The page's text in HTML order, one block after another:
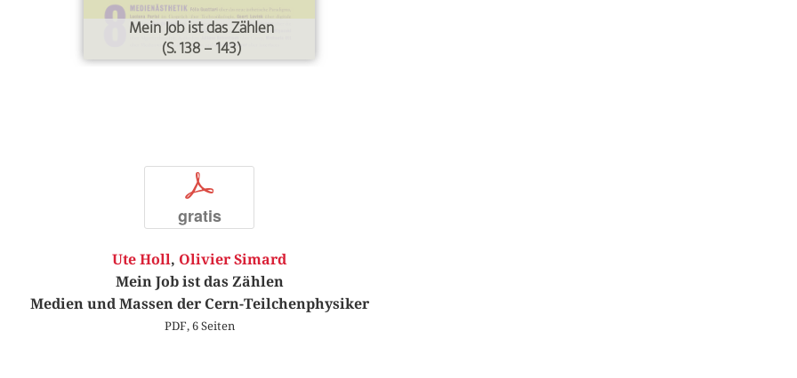
Mein Job ist das Zählen
(S. 138 – 143)
p
gratis
Ute Holl, Olivier Simard
Mein Job ist das Zählen
Medien und Massen der Cern-Teilchenphysiker
PDF, 6 Seiten